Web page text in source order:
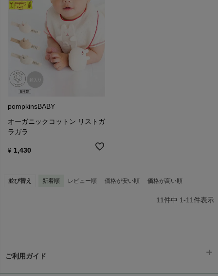
pompkinsBABY
オーガニックコットン リストガ
ラガラ
¥ 1,430
並び替え 新着順 レビュー順 価格が安い順 価格が高い順
11件中 1-11件表示
ご利用ガイド